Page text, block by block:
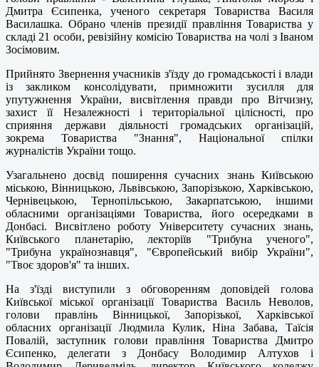
Дмитра Єсипенка, ученого секретаря Товариства Василя
Василашка. Обрано членів президії правління Товариства у
складі 21 особи, ревізійну комісію Товариства на чолі з Іваном
Зосімовим.
Прийнято Звернення учасників з'їзду до громадськості і влади
із закликом консолідувати, примножити зусилля для
упутужнення України, висвітлення правди про Вітчизну,
захист її Незалежності і територіальної цілісності, про
сприяння держави діяльності громадських організацій,
зокрема Товариства "Знання", Національної спілки
журналістів України тощо.
Узагальнено досвід поширення сучасних знань Київською
міською, Вінницькою, Львівською, Запорізькою, Харківською,
Чернівецькою, Тернопільською, Закарпатською, іншими
обласними організаціями Товариства, його осередками в
Донбасі. Висвітлено роботу Університету сучасних знань,
Київського планетарію, лекторіїв "Трибуна ученого",
"Трибуна українознавця", "Європейський вибір України",
"Твоє здоров'я" та інших.
На з'їзді виступили з обговоренням доповідей голова
Київської міської організації Товариства Василь Неволов,
голови правлінь Вінницької, Запорізької, Харківської
обласних організації Людмила Кулик, Ніна Забава, Таїсія
Повалій, заступник голови правління Товариства Дмитро
Єсипенко, делегати з Донбасу Володимир Алтухов і